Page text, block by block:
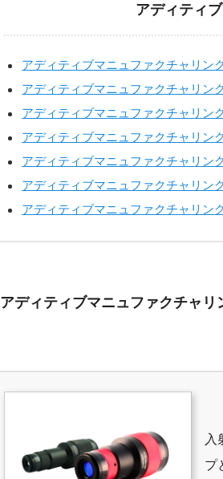
アディティ
アディティブマニュファクチャリン
アディティブマニュファクチャリン
アディティブマニュファクチャリン
アディティブマニュファクチャリン
アディティブマニュファクチャリン
アディティブマニュファクチャリン
アディティブマニュファクチャリン
アディティブマニュファクチャ
入
プ